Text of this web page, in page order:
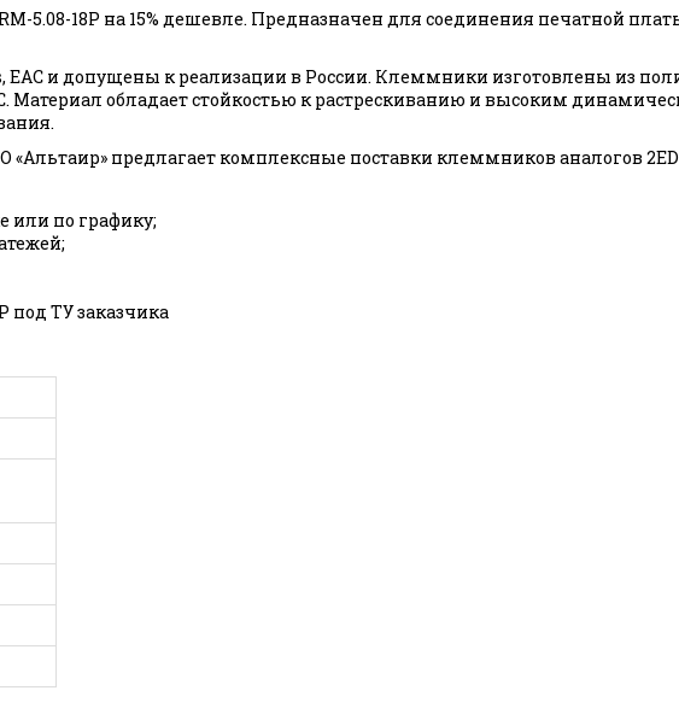
5.08-18P на 15% дешевле. Предназначен для соединения печатной
EAC и допущены к реализации в России. Клеммники изготовлены из
Материал обладает стойкостью к растрескиванию и высоким
предлагает комплексные поставки клеммников аналогов
или по графику;
под ТУ заказчика